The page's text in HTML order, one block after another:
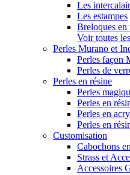
Les
Les estampes
Breloques en
Voir toutes
Perles Murano et
Perles façon
Perles de
Perles en résine
Perles
Perles en
Perles en
Perles en
Customisation
Cabochons
Strass et
Accessoires